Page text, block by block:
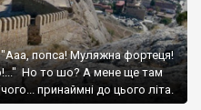
попса! Муляжна фортеця!
Но то шо? А мене ще там
принаймні до цього літа.